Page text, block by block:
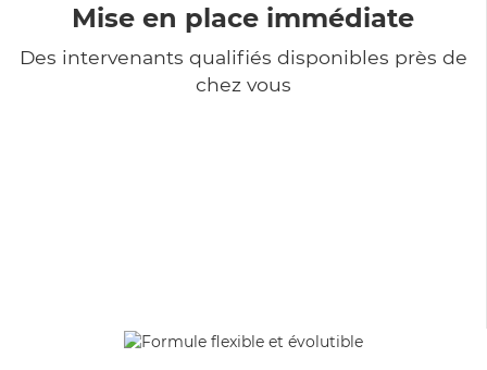
Mise en place immédiate
Des intervenants qualifiés disponibles près de
chez vous